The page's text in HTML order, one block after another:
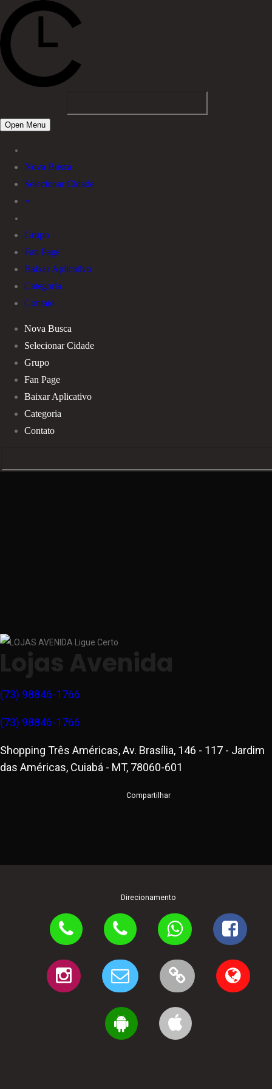
Open Menu
Nova Busca
Selecionar Cidade
Grupo
Fan Page
Baixar Aplicativo
Categoria
Contato
Nova Busca
Selecionar Cidade
Grupo
Fan Page
Baixar Aplicativo
Categoria
Contato
Lojas Avenida
(73) 98846-1766
(73) 98846-1766
Shopping Três Américas, Av. Brasília, 146 - 117 - Jardim
das Américas, Cuiabá - MT, 78060-601
Compartilhar
Direcionamento